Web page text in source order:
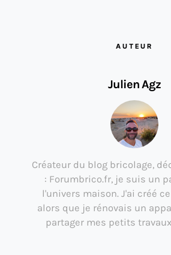
AUTEUR
Julien Agz
Créateur du blog bricolage,
: Forumbrico.fr, je suis un
l'univers maison. J'ai créé
alors que je rénovais un
partager mes petits